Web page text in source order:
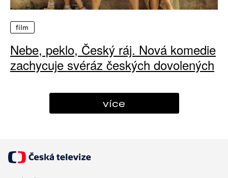
film
Nebe, peklo, Český ráj. Nová komedie
zachycuje svéráz českých dovolených
více